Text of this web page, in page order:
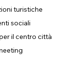
turistiche
sociali
il centro città